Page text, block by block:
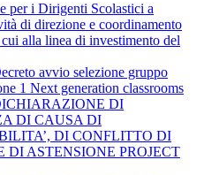
per i Dirigenti Scolastici a
di direzione e coordinamento
alla linea di investimento del
avvio selezione gruppo
1 Next generation classrooms
DI
DI CAUSA DI
DI CONFLITTO DI
DI ASTENSIONE PROJECT